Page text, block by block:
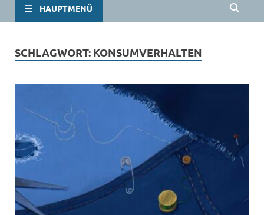
HAUPTMENÜ
SCHLAGWORT: KONSUMVERHALTEN